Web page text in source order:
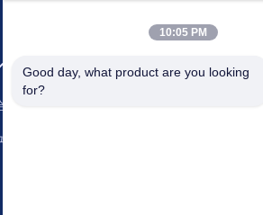
ント
ース
要求 引用
10:05 PM
Good day, what product are you looking
for?